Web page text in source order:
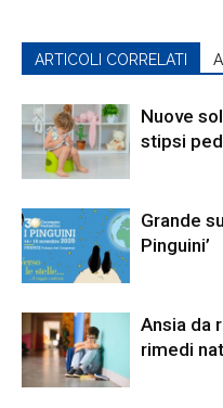
ARTICOLI CORRELATI
Nuove
stipsi
Grande
Pinguini’
Ansia da
rimedi